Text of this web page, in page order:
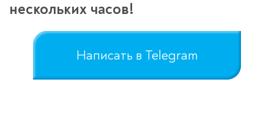
нескольких часов!
Написать в Telegram